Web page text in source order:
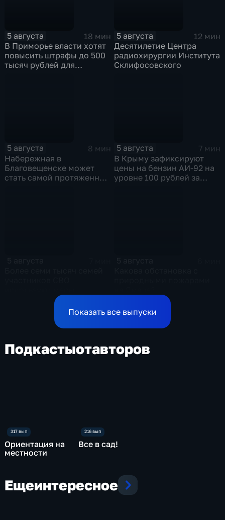
5 августа
18 мин
В Приморье власти хотят
повысить штрафы до 500
тысяч рублей для
5 августа
12 мин
Десятилетие Центра
радиохирургии Института
Склифосовского
5 августа
8 мин
Набережная в
Благовещенске может
стать самой протяженной
5 августа
7 мин
В Крыму зафиксируют
цены на бензин АИ-92 на
уровне 100 рублей за
поддержки в Ульяновской
Показать все выпуски
Подкастыотавторов
Ориентация на
местности
Все в сад!
Ещеинтересное